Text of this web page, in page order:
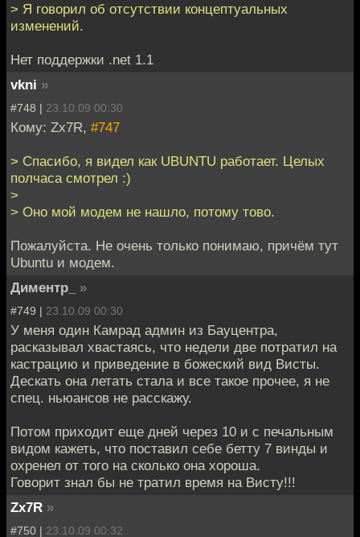
> Я говорил об отсутствии концептуальных
изменений.
Нет поддержки .net 1.1
vkni »
#748 | 23.10.09 00:30
Кому: Zx7R, #747
> Спасибо, я видел как UBUNTU работает. Целых
полчаса смотрел :)
>
> Оно мой модем не нашло, потому тово.
Пожалуйста. Не очень только понимаю, причём тут
Ubuntu и модем.
Диментр_
»
#749 | 23.10.09 00:30
У меня один Камрад админ из Бауцентра,
расказывал хвастаясь, что недели две потратил на
кастрацию и приведение в божеский вид Висты.
Дескать она летать стала и все такое прочее, я не
спец. ньюансов не расскажу.
Потом приходит еще дней через 10 и с печальным
видом кажеть, что поставил себе бетту 7 винды и
охренел от того на сколько она хороша.
Говорит знал бы не тратил время на Висту!!!
Zx7R »
#750 | 23.10.09 00:32